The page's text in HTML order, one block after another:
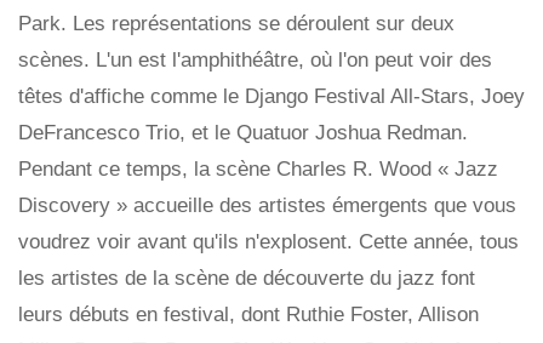
Park. Les représentations se déroulent sur deux
scènes. L'un est l'amphithéâtre, où l'on peut voir des
têtes d'affiche comme le Django Festival All-Stars, Joey
DeFrancesco Trio, et le Quatuor Joshua Redman.
Pendant ce temps, la scène Charles R. Wood « Jazz
Discovery » accueille des artistes émergents que vous
voudrez voir avant qu'ils n'explosent. Cette année, tous
les artistes de la scène de découverte du jazz font
leurs débuts en festival, dont Ruthie Foster, Allison